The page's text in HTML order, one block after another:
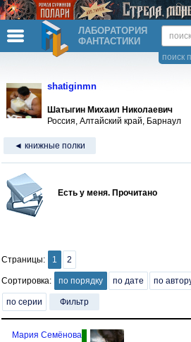
ЛАБОРАТОРИЯ
ФАНТАСТИКИ
поиск
shatiginmn
Шатыгин Михаил Николаевич
Россия, Алтайский край, Барнаул
◄ книжные полки
Есть у меня. Прочитано
Страницы: 1 2
Сортировка: по порядку по дате по
по серии Фильтр
Мария Семёнова